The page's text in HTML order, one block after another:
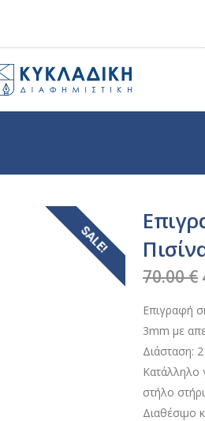
SALE!
70.00€
Επιγραφή
3mm με
Διάσταση:
Κατάλληλο
στήλο
Διαθέσιμο